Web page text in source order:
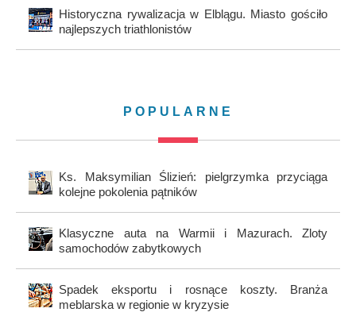
Historyczna rywalizacja w Elblągu. Miasto gościło
najlepszych triathlonistów
POPULARNE
Ks. Maksymilian Ślizień: pielgrzymka przyciąga
kolejne pokolenia pątników
Klasyczne auta na Warmii i Mazurach. Zloty
samochodów zabytkowych
Spadek eksportu i rosnące koszty. Branża
meblarska w regionie w kryzysie